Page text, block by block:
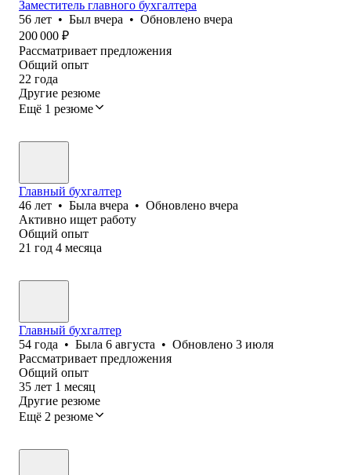
Заместитель главного бухгалтера
56 лет • Был вчера • Обновлено вчера
200 000 ₽
Рассматривает предложения
Общий опыт
22 года
Другие резюме
Ещё 1 резюме
Главный бухгалтер
46 лет • Была вчера • Обновлено вчера
Активно ищет работу
Общий опыт
21 год 4 месяца
Главный бухгалтер
54 года • Была 6 августа • Обновлено 3 июля
Рассматривает предложения
Общий опыт
35 лет 1 месяц
Другие резюме
Ещё 2 резюме